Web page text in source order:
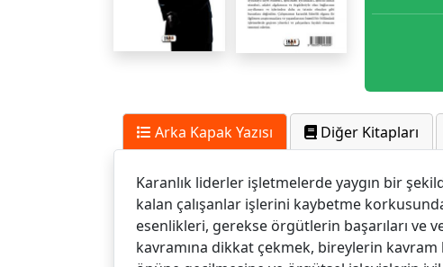
Arka Kapak Yazısı Diğer Kitapları
Karanlık liderler işletmelerde yaygın bir
kalan çalışanlar işlerini kaybetme
esenlikleri, gerekse örgütlerin başarıları ve
kavramına dikkat çekmek, bireylerin